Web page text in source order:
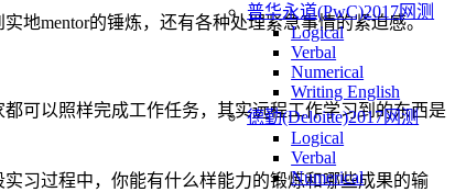
普华永道(PwC)2017网测
Logical
Verbal
Numerical
Writing English
德勤(Deloitte)2017网测
Logical
Verbal
Numerical
地mentor的锤炼，还有各种处理紧急事情的紧迫感。
可以照样完成工作任务，其实远程工作学习到的东西是
习过程中，你能有什么样能力的锻炼和哪些成果的输